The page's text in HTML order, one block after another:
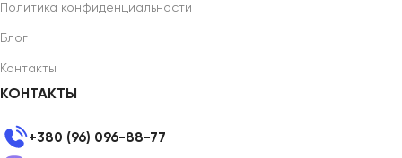
Политика конфиденциальности
Блог
Контакты
КОНТАКТЫ
+380 (96) 096-88-77